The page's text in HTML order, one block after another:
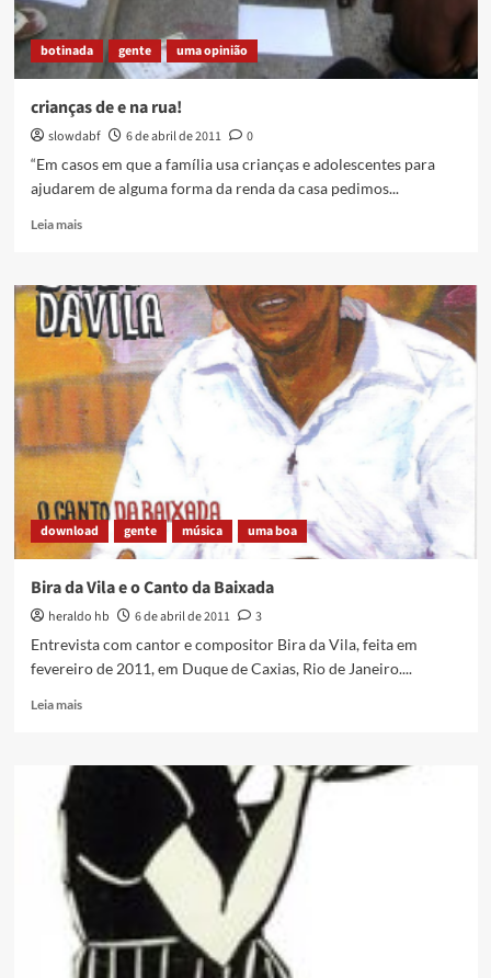
botinada gente uma opinião
crianças de e na rua!
slowdabf 6 de abril de 2011
0
“Em casos em que a família usa crianças e adolescentes para
ajudarem de alguma forma da renda da casa pedimos...
Leia maisRead
crianças
de
e
na
rua!
download gente música uma boa
Bira da Vila e o Canto da Baixada
heraldo hb 6 de abril de 2011
3
Entrevista com cantor e compositor Bira da Vila, feita em
fevereiro de 2011, em Duque de Caxias, Rio de Janeiro....
Leia maisRead
Bira
Canto